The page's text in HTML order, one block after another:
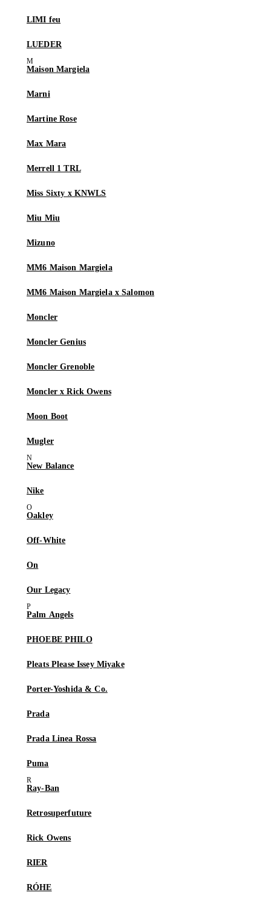
LIMI feu
LUEDER
Maison Margiela
Marni
Martine Rose
Max Mara
Merrell 1 TRL
Miss Sixty x KNWLS
Miu Miu
Mizuno
MM6 Maison Margiela
MM6 Maison Margiela x Salomon
Moncler
Moncler Genius
Moncler Grenoble
Moncler x Rick Owens
Moon Boot
Mugler
New Balance
Nike
Oakley
Off-White
On
Our Legacy
Palm Angels
PHOEBE PHILO
Pleats Please Issey Miyake
Porter-Yoshida & Co.
Prada
Prada Linea Rossa
Puma
Ray-Ban
Retrosuperfuture
Rick Owens
RIER
RÓHE